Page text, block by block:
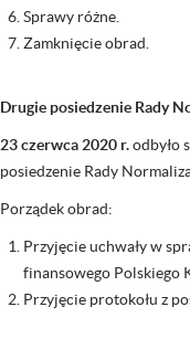
Sprawy różne.
Zamknięcie obrad.
Drugie posiedzenie Rady
23 czerwca 2020 r.odbyło
posiedzenie Rady
Porządek obrad:
Przyjęcie uchwały w
finansowego Polskiego
Przyjęcie protokołu z